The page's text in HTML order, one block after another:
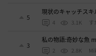
5
現状のキャッチスキ
4 3.1K
3
私の物語:奇妙な魚
2 2.8K